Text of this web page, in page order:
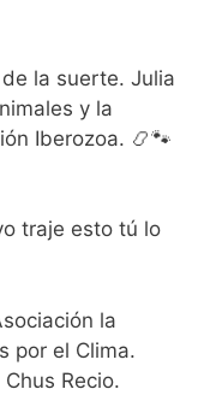
la suerte. Julia
y la
Iberozoa. 📿🐾
traje esto tú lo
la
por el Clima.
Recio.